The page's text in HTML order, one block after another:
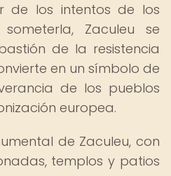
de los intentos de los
Zaculeu se
de la resistencia
en un símbolo de
de los pueblos
europea.
de Zaculeu, con
templos y patios